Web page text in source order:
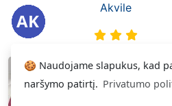
🍪 Naudojame slapukus, kad
naršymo patirtį. Privatumo
Akvile
Gera (2010,